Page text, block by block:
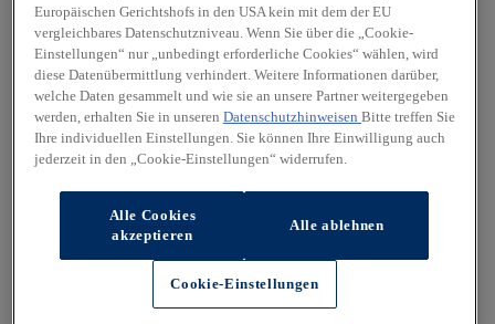
Europäischen Gerichtshofs in den USA kein mit dem der EU
vergleichbares Datenschutzniveau. Wenn Sie über die „Cookie-
Einstellungen“ nur „unbedingt erforderliche Cookies“ wählen, wird
diese Datenübermittlung verhindert. Weitere Informationen darüber,
welche Daten gesammelt und wie sie an unsere Partner weitergegeben
werden, erhalten Sie in unseren Datenschutzhinweisen Bitte treffen Sie
Ihre individuellen Einstellungen. Sie können Ihre Einwilligung auch
jederzeit in den „Cookie-Einstellungen“ widerrufen.
Alle Cookies
akzeptieren
Alle ablehnen
Cookie-Einstellungen